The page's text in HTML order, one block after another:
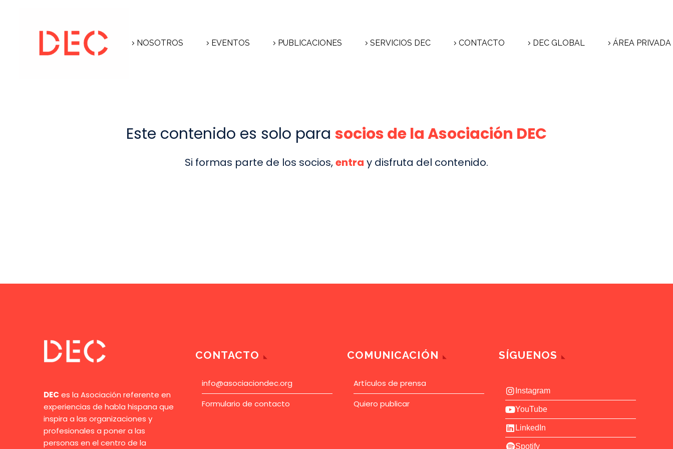
NOSOTROS EVENTOS PUBLICACIONES SERVICIOS DEC CONTACTO DEC GLOBAL ÁREA PRIVADA
Este contenido es solo para socios de la Asociación DEC
Si formas parte de los socios,entra y disfruta del contenido.
DEC es la Asociación referente en
experiencias de habla hispana que
inspira a las organizaciones y
profesionales a poner a las
personas en el centro de la
CONTACTO
info@asociaciondec.org
Formulario de contacto
COMUNICACIÓN
Artículos de prensa
Quiero publicar
SÍGUENOS
Instagram
YouTube
LinkedIn
Spotify